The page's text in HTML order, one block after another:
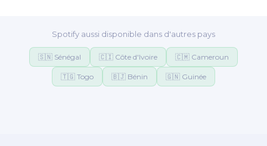
Spotify aussi disponible dans d'autres pays
🇸🇳 Sénégal 🇨🇮 Côte d'Ivoire 🇨🇲 Cameroun
🇹🇬 Togo 🇧🇯 Bénin 🇬🇳 Guinée